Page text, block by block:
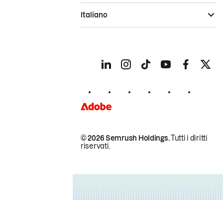
© 2026 Semrush Holdings.Tutti i diritti
riservati.
Italiano